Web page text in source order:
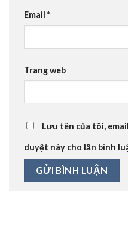
Email *
Trang web
Lưu tên của tôi,
duyệt này cho lần bình